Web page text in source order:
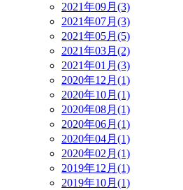
2021年09月(3)
2021年07月(3)
2021年05月(5)
2021年03月(2)
2021年01月(3)
2020年12月(1)
2020年10月(1)
2020年08月(1)
2020年06月(1)
2020年04月(1)
2020年02月(1)
2019年12月(1)
2019年10月(1)